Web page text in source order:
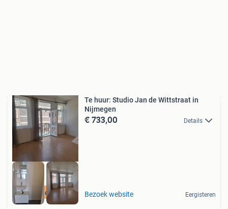
Meer op onze site
Te huur: Studio Jan de Wittstraat in
Nijmegen
€ 733,00 Details
Bezoek website Eergisteren